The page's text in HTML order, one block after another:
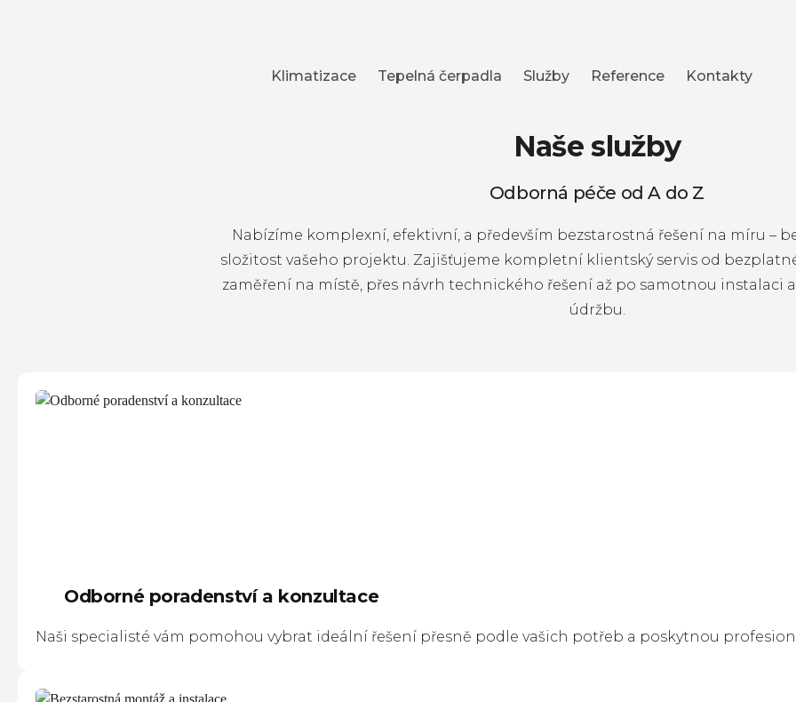
Klimatizace Tepelná čerpadla Služby Reference Kontakty
Naše služby
Odborná péče od A do Z
Nabízíme komplexní, efektivní, a především bezstarostná řešení na míru –
složitost vašeho projektu. Zajišťujeme kompletní klientský servis od
zaměření na místě, přes návrh technického řešení až po samotnou instalaci
údržbu.
Odborné poradenství a konzultace
Naši specialisté vám pomohou vybrat ideální řešení přesně podle vašich potřeb a poskytnou